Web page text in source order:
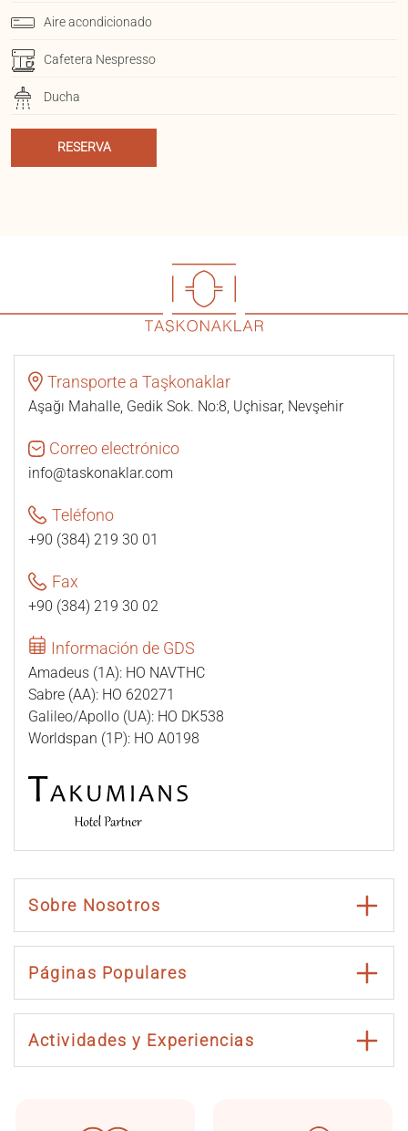
Aire acondicionado
Cafetera Nespresso
Ducha
RESERVA
Transporte a Taşkonaklar
Aşağı Mahalle, Gedik Sok. No:8, Uçhisar, Nevşehir
Correo electrónico
info@taskonaklar.com
Teléfono
+90 (384) 219 30 01
Fax
+90 (384) 219 30 02
Información de GDS
Amadeus (1A): HO NAVTHC
Sabre (AA): HO 620271
Galileo/Apollo (UA): HO DK538
Worldspan (1P): HO A0198
Sobre Nosotros
Páginas Populares
Actividades y Experiencias